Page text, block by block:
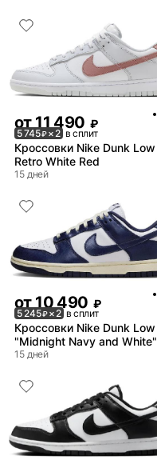
от 11 490 ₽
5 745₽× 2 в сплит
Кроссовки Nike Dunk Low
Retro White Red
15 дней
от10 490 ₽
5 245₽× 2 в сплит
Кроссовки Nike Dunk Low
"Midnight Navy and White"
15 дней